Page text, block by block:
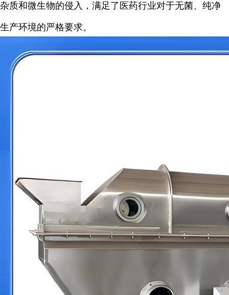
杂质和微生物的侵入，满足了医药行业对于无菌、纯净
生产环境的严格要求。